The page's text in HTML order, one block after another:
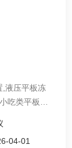
,液压平板冻
吃类平板速
产品及肉类
04-01